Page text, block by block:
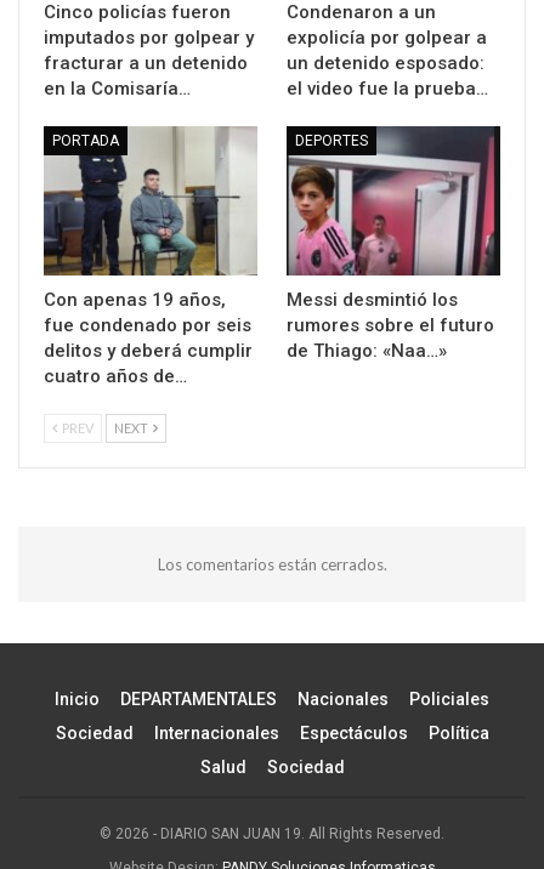
Cinco policías fueron
imputados por golpear y
fracturar a un detenido
en la Comisaría…
Condenaron a un
expolicía por golpear a
un detenido esposado:
el video fue la prueba…
PORTADA
Con apenas 19 años,
fue condenado por seis
delitos y deberá cumplir
cuatro años de…
DEPORTES
Messi desmintió los
rumores sobre el futuro
de Thiago: «Naa…»
PREV NEXT
Los comentarios están cerrados.
Inicio DEPARTAMENTALES Nacionales
Policiales
Sociedad
Internacionales Espectáculos
Política
Salud
Sociedad
© 2026 - DIARIO SAN JUAN 19. All Rights Reserved.